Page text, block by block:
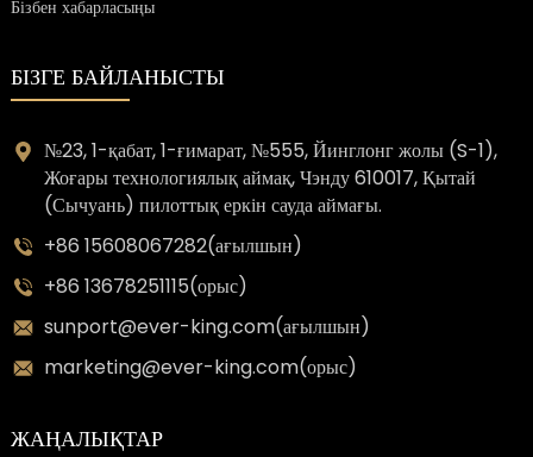
Бізбен хабарласыңы
БІЗГЕ БАЙЛАНЫСТЫ
№23, 1-қабат, 1-ғимарат, №555, Йинглонг жолы (S-1),
Жоғары технологиялық аймақ, Чэнду 610017, Қытай
(Сычуань) пилоттық еркін сауда аймағы.
+86 15608067282(ағылшын)
+86 13678251115(орыс)
sunport@ever-king.com(ағылшын)
marketing@ever-king.com(орыс)
ЖАҢАЛЫҚТАР